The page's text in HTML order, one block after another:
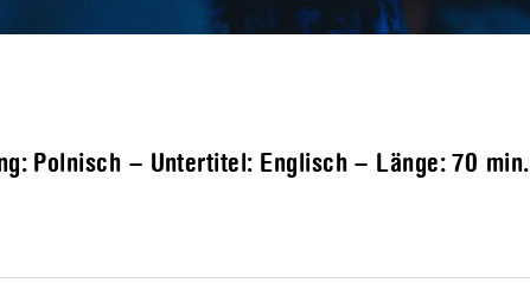
Polnisch – Untertitel: Englisch – Länge:70 min.